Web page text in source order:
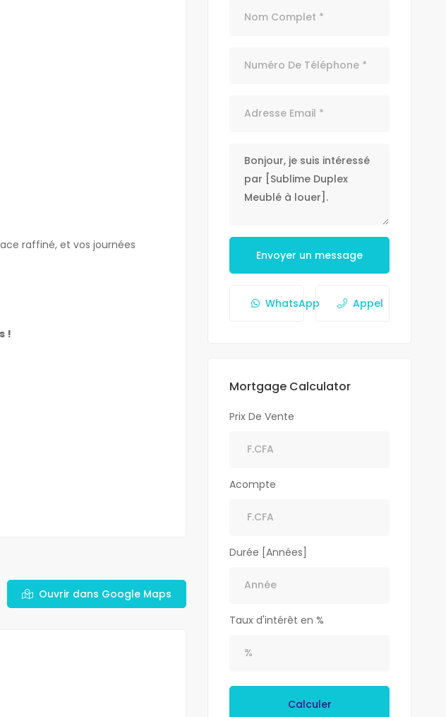
raffiné, et vos journées
!
Ouvrir dans Google Maps
Envoyer un message
WhatsApp Appel
Mortgage Calculator
Prix De Vente
Acompte
Durée [Années]
Taux d'intérêt en %
Calculer